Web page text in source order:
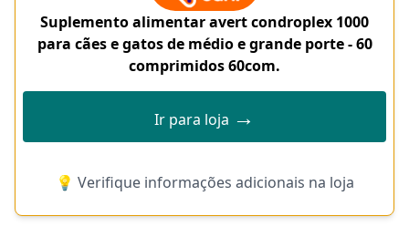
Suplemento alimentar avert condroplex 1000
para cães e gatos de médio e grande porte - 60
comprimidos 60com.
Ir para loja →
💡 Verifique informações adicionais na loja